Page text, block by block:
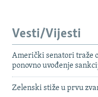
Vesti/Vijesti
Američki senatori traže
ponovno uvođenje
Zelenski stiže u prvu